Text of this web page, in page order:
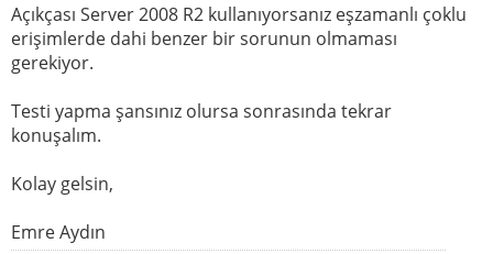
Açıkçası Server 2008 R2 kullanıyorsanız eşzamanlı çoklu
erişimlerde dahi benzer bir sorunun olmaması
gerekiyor.
Testi yapma şansınız olursa sonrasında tekrar
konuşalım.
Kolay gelsin,
Emre Aydın